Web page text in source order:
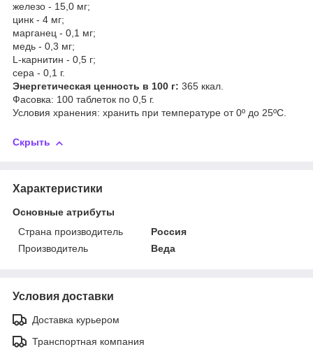
железо - 15,0 мг;
цинк - 4 мг;
марганец - 0,1 мг;
медь - 0,3 мг;
L-карнитин - 0,5 г;
сера - 0,1 г.
Энергетическая ценность в 100 г: 365 ккал.
Фасовка: 100 таблеток по 0,5 г.
Условия хранения: хранить при температуре от 0º до 25ºС.
Скрыть
Характеристики
Основные атрибуты
Страна производитель
Россия
Производитель
Веда
Условия доставки
Доставка курьером
Транспортная компания